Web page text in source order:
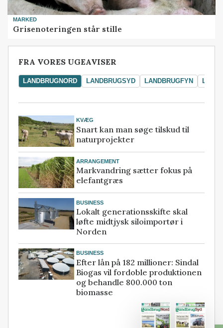
MARKED
Grisenoteringen står stille
FRA VORES UGEAVISER
LANDBRUGNORD LANDBRUGSYD LANDBRUGFYN
KVÆG
Snart kan man søge tilskud til
naturprojekter
ARRANGEMENT
Markvandring sætter fokus på
elefantgræs
BUSINESS
Lokalt generationsskifte skal
løfte midtjysk siloimportør i
Norden
BUSINESS
Efter lån på 182 millioner: Sindal
Biogas vil fordoble produktionen
og behandle 800.000 ton
biomasse